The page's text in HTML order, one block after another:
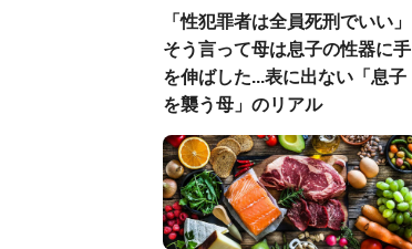
「性犯罪者は全員死刑でいい」
そう言って母は息子の性器に手
を伸ばした...表に出ない「息子
を襲う母」のリアル